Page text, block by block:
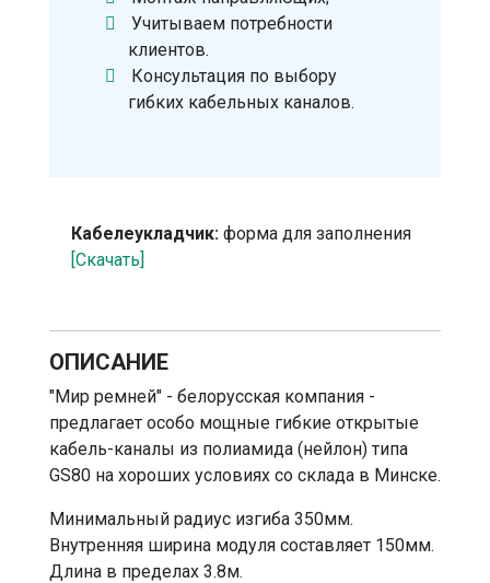
Учитываем потребности
клиентов.
Консультация по выбору
гибких кабельных каналов.
Кабелеукладчик: форма для заполнения
[Скачать]
ОПИСАНИЕ
"Мир ремней" - белорусская компания -
предлагает особо мощные гибкие открытые
кабель-каналы из полиамида (нейлон) типа
GS80 на хороших условиях со склада в Минске.
Минимальный радиус изгиба 350мм.
Внутренняя ширина модуля составляет 150мм.
Длина в пределах 3.8м.